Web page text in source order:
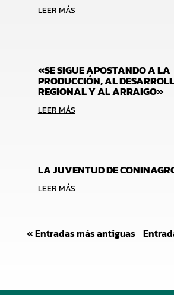
LEER MÁS
«SE SIGUE APOSTANDO A LA
PRODUCCIÓN, AL
REGIONAL Y AL ARRAIGO»
LEER MÁS
LA JUVENTUD DE
LEER MÁS
« Entradas más antiguas